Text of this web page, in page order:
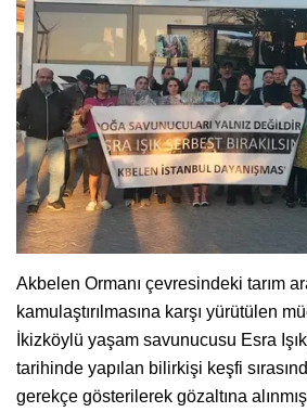
Akbelen Ormanı çevresindeki tarım
kamulaştırılmasına karşı yürütülen
İkizköylü yaşam savunucusu Esra
tarihinde yapılan bilirkişi keşfi
gerekçe gösterilerek gözaltına